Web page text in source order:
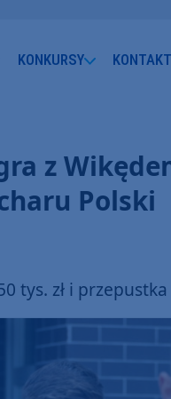
KONKURSY KONTAKT
z
Polski
tys. zł i